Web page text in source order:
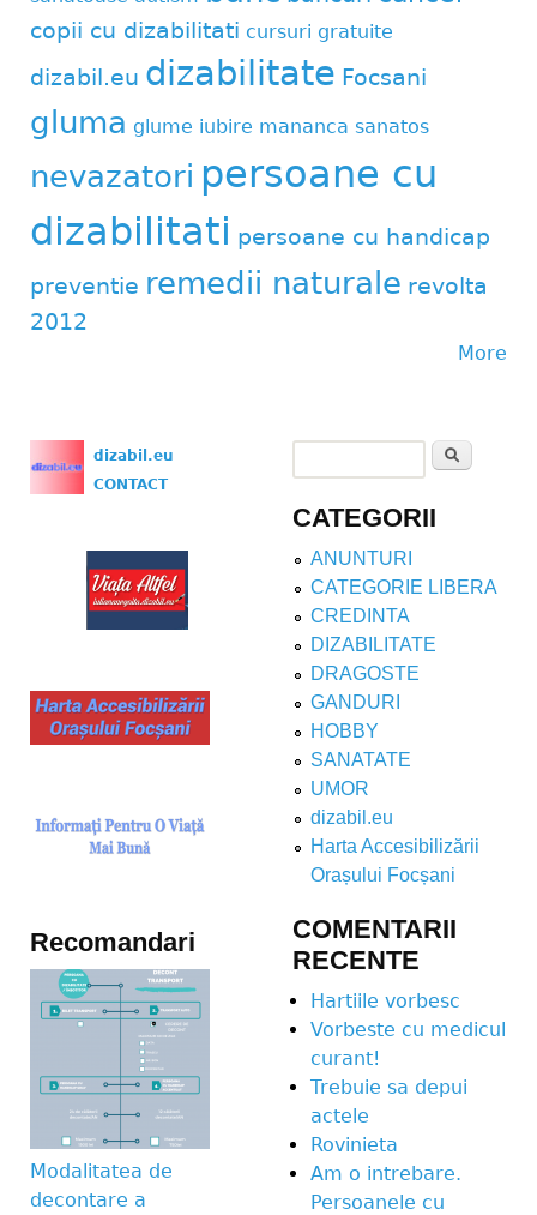
copii cu dizabilitati cursuri gratuite
dizabil.eu dizabilitate Focsani
gluma glume iubire mananca sanatos
nevazatori persoane cu
dizabilitati persoane cu handicap
preventie remedii naturale revolta
2012
More
dizabil.eu
CONTACT
Recomandari
Modalitatea de
decontare a
Search form
CATEGORII
ANUNTURI
CATEGORIE LIBERA
CREDINTA
DIZABILITATE
DRAGOSTE
GANDURI
HOBBY
SANATATE
UMOR
dizabil.eu
Harta Accesibilizării
Orașului Focșani
COMENTARII
RECENTE
Hartiile vorbesc
Vorbeste cu medicul
curant!
Trebuie sa depui
actele
Rovinieta
Am o intrebare.
Persoanele cu